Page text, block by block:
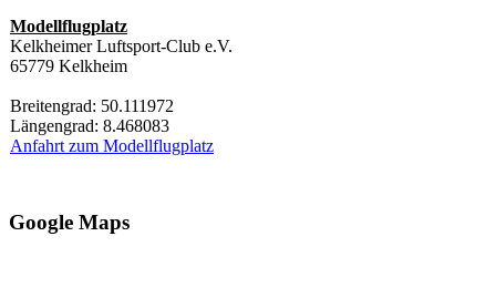
Modellflugplatz
Kelkheimer Luftsport-Club e.V.
65779 Kelkheim
Breitengrad: 50.111972
Längengrad: 8.468083
Anfahrt zum Modellflugplatz
Google Maps